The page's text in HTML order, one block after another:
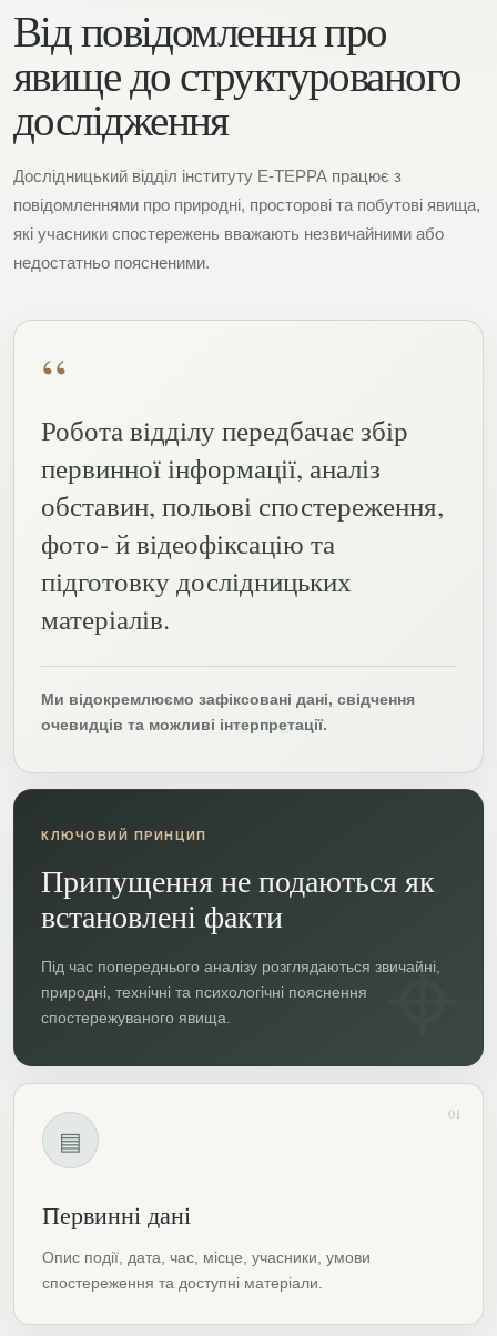
Від повідомлення про
явище до структурованого
дослідження
Дослідницький відділ інституту Е-ТЕРРА працює з
повідомленнями про природні, просторові та побутові явища,
які учасники спостережень вважають незвичайними або
недостатньо поясненими.
“
Робота відділу передбачає збір
первинної інформації, аналіз
обставин, польові спостереження,
фото- й відеофіксацію та
підготовку дослідницьких
матеріалів.
Ми відокремлюємо зафіксовані дані, свідчення
очевидців та можливі інтерпретації.
КЛЮЧОВИЙ ПРИНЦИП
Припущення не подаються як
встановлені факти
Під час попереднього аналізу розглядаються звичайні,
природні, технічні та психологічні пояснення
спостережуваного явища.
01
▤
Первинні дані
Опис події, дата, час, місце, учасники, умови
спостереження та доступні матеріали.